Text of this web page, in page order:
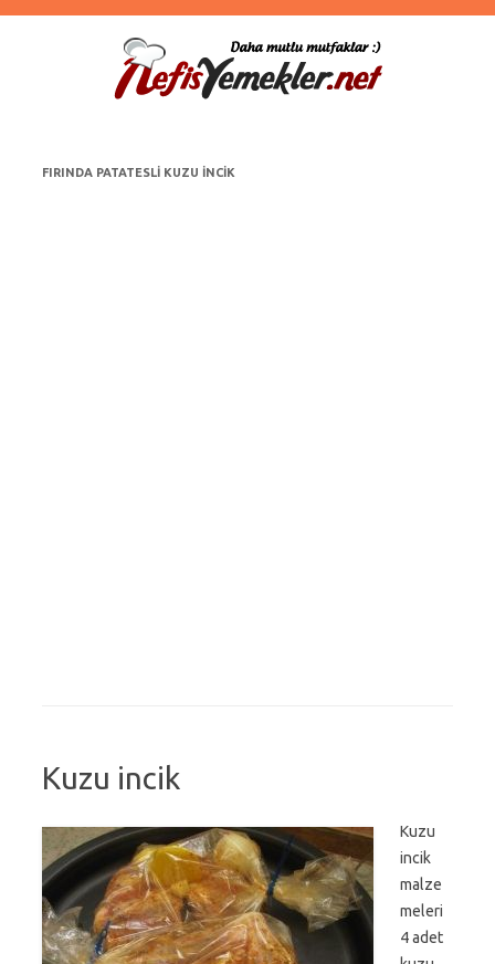
FIRINDA PATATESLI KUZU INCIK
Kuzu incik
Kuzu
incik
malze
meleri
4 adet